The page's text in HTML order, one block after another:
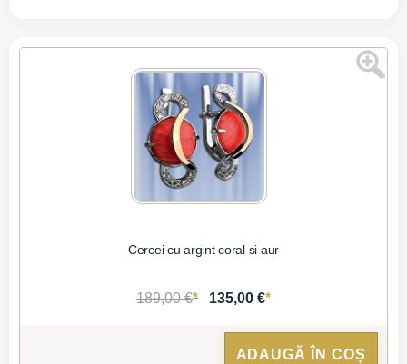
Cercei cu argint coral si aur
189,00 €* 135,00 €*
ADAUGĂ ÎN COȘ